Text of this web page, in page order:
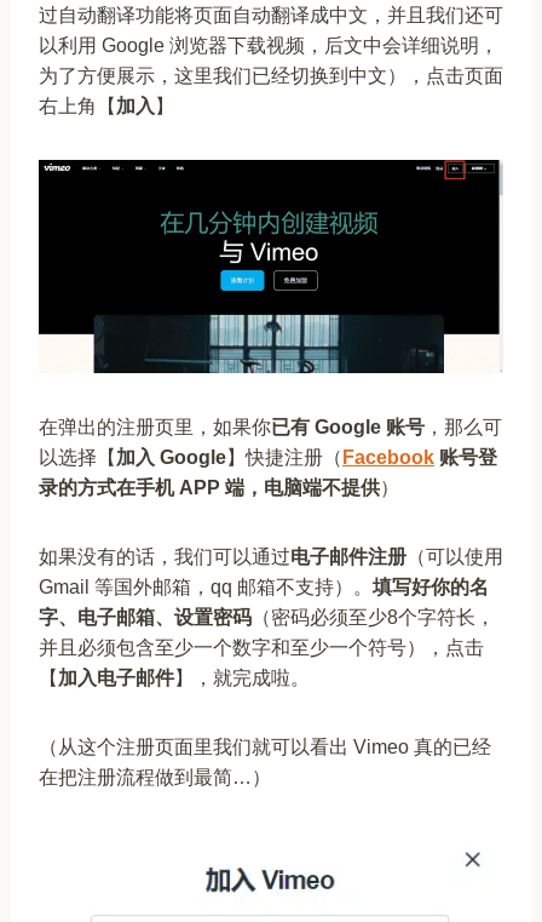
过自动翻译功能将页面自动翻译成中文，并且我们还可
以利用 Google 浏览器下载视频，后文中会详细说明，
为了方便展示，这里我们已经切换到中文），点击页面
右上角【 加入 】
在弹出的注册页里，如果你已有 Google 账号 ，那么可
以选择【 加入 Google】快捷注册（ Facebook 账号登
录的方式在手机 APP 端，电脑端不提供）
如果没有的话，我们可以通过电子邮件注册 （可以使用
Gmail 等国外邮箱，qq 邮箱不支持）。 填写好你的名
字、电子邮箱、设置密码 （密码必须至少8个字符长，
并且必须包含至少一个数字和至少一个符号），点击
【 加入电子邮件】，就完成啦。
（从这个注册页面里我们就可以看出 Vimeo 真的已经
在把注册流程做到最简…）